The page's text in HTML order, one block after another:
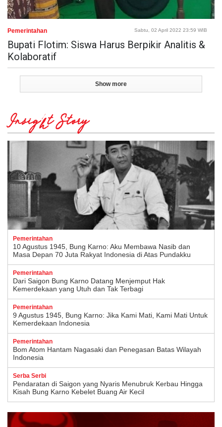
Pemerintahan Sabtu, 02 April 2022 23:59 WIB
Bupati Flotim: Siswa Harus Berpikir Analitis &
Kolaboratif
Show more
Insight Story
Pemerintahan
10 Agustus 1945, Bung Karno: Aku Membawa Nasib dan
Masa Depan 70 Juta Rakyat Indonesia di Atas Pundakku
Pemerintahan
Dari Saigon Bung Karno Datang Menjemput Hak
Kemerdekaan yang Utuh dan Tak Terbagi
Pemerintahan
9 Agustus 1945, Bung Karno: Jika Kami Mati, Kami Mati Untuk
Kemerdekaan Indonesia
Pemerintahan
Bom Atom Hantam Nagasaki dan Penegasan Batas Wilayah
Indonesia
Serba Serbi
Pendaratan di Saigon yang Nyaris Menubruk Kerbau Hingga
Kisah Bung Karno Kebelet Buang Air Kecil